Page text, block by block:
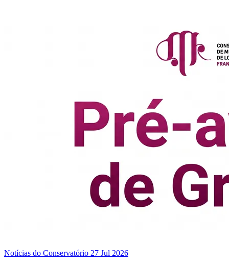
Notícias do Conservatório 27 Jul 2026